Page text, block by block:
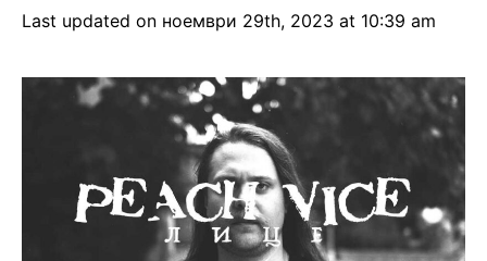
Last updated on ноември 29th, 2023 at 10:39 am